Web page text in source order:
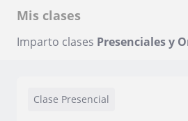
Mis clases
Imparto clases Presenciales y
Clase Presencial